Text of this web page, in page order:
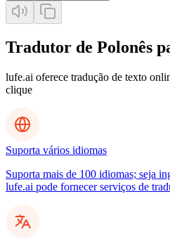
Tradutor de Polonês
lufe.ai oferece tradução de texto
clique
Suporta vários idiomas
Suporta mais de 100 idiomas; seja
lufe.ai pode fornecer serviços de